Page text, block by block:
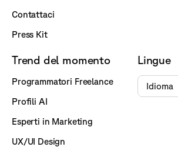
Contattaci
Press Kit
Trend del momento
Programmatori Freelance
Profili AI
Esperti in Marketing
UX/UI Design
Lingue
Idioma